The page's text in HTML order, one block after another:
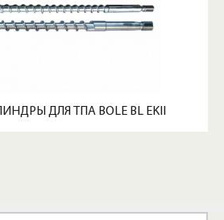
ДЛЯ ТПА BOLE BL EKII